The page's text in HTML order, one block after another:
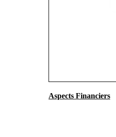
Aspects Financiers